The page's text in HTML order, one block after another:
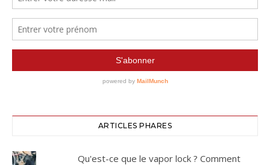
ARTICLES PHARES
Qu'est-ce que le vapor lock ? Comment